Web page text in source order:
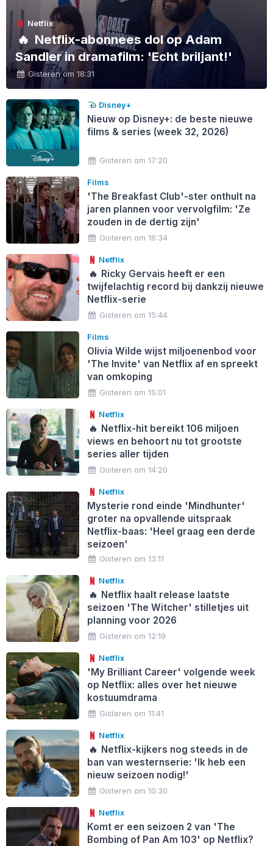
Netflix
🔥 Netflix-abonnees dol op Adam
Sandler in dramafilm: 'Echt briljant!'
Gisteren om 18:31
Disney+
Nieuw op Disney+: de beste nieuwe
films & series (week 32, 2026)
Gisteren om 17:20
Films
'The Breakfast Club'-ster onthult na
jaren plannen voor vervolgfilm: 'Ze
zouden in de dertig zijn'
Gisteren om 16:34
Netflix
🔥 Ricky Gervais heeft er een
twijfelachtig record bij dankzij nieuwe
Netflix-serie
Gisteren om 15:44
Films
Olivia Wilde wijst miljoenenbod voor
'The Invite' van Netflix af en spreekt
van omkoping
Gisteren om 15:01
Netflix
🔥 Netflix-hit bereikt 106 miljoen
views en behoort nu tot grootste
series aller tijden
Gisteren om 14:20
Netflix
Mysterie rond einde 'Mindhunter'
groter na opvallende uitspraak
Netflix-baas: 'Heel graag een derde
seizoen'
Gisteren om 13:11
Netflix
🔥 Netflix haalt release laatste
seizoen 'The Witcher' stilletjes uit
planning voor 2026
Gisteren om 12:19
Netflix
'My Brilliant Career' volgende week
op Netflix: alles over het nieuwe
kostuumdrama
Gisteren om 11:41
Netflix
🔥 Netflix-kijkers nog steeds in de
ban van westernserie: 'Ik heb een
nieuw seizoen nodig!'
Gisteren om 10:30
Netflix
Komt er een seizoen 2 van 'The
Bombing of Pan Am 103' op Netflix?